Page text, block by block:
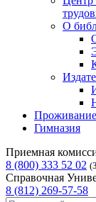
О
Проживание
Гимназия
Приемная
8 (800) 333 52 02
Справочная
8 (812) 269-57-58